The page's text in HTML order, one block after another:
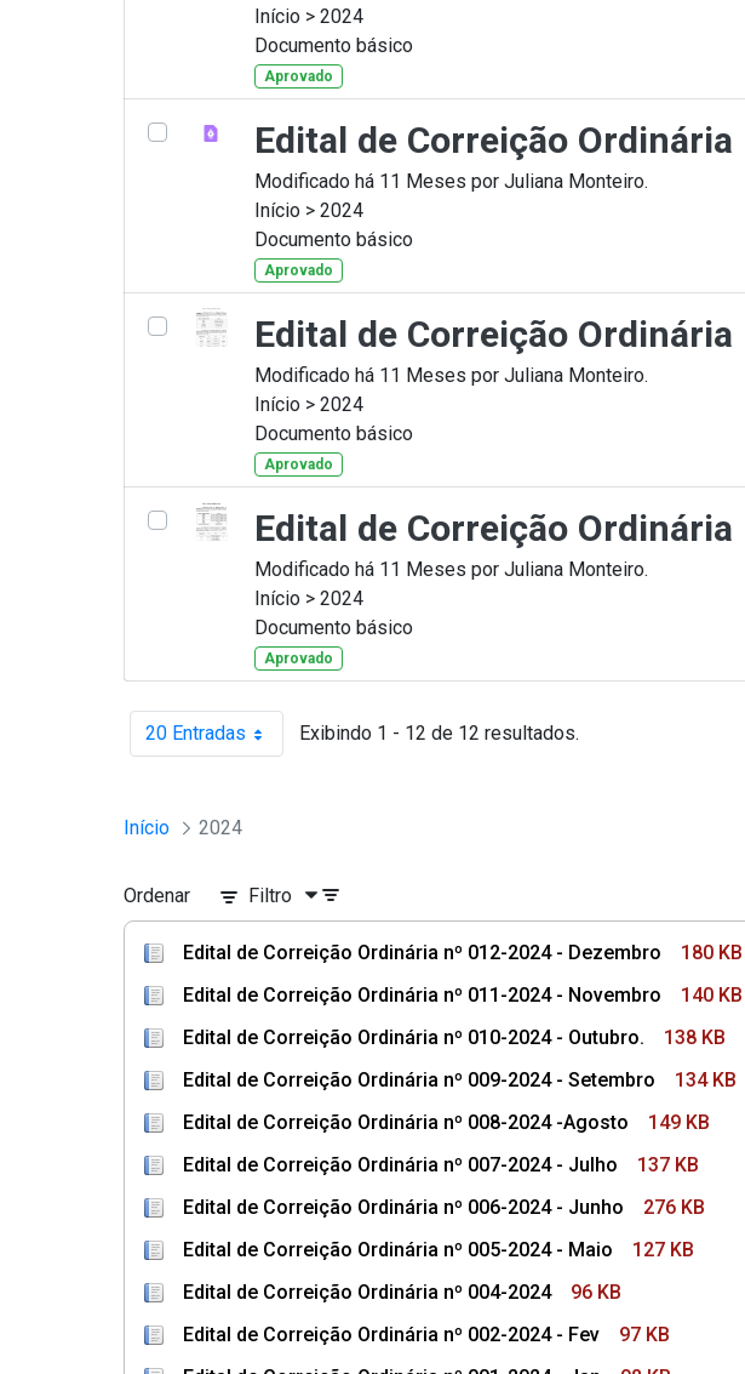
Início > 2024
Documento básico
Aprovado
Edital de Correição
Modificado há 11 Meses por Juliana Monteiro.
Início > 2024
Documento básico
Aprovado
Edital de Correição
Modificado há 11 Meses por Juliana Monteiro.
Início > 2024
Documento básico
Aprovado
Edital de Correição
Modificado há 11 Meses por Juliana Monteiro.
Início > 2024
Documento básico
Aprovado
20 EntradasPor página Exibindo 1 - 12 de 12 resultados.
Início 2024
Ordenar Filtro
Edital de Correição Ordinária nº 012-2024 - Dezembro
180 KB
Edital de Correição Ordinária nº 011-2024 - Novembro
140 KB
Edital de Correição Ordinária nº 010-2024 - Outubro.
138 KB
Edital de Correição Ordinária nº 009-2024 - Setembro
134 KB
Edital de Correição Ordinária nº 008-2024 -Agosto
149 KB
Edital de Correição Ordinária nº 007-2024 - Julho
137 KB
Edital de Correição Ordinária nº 006-2024 - Junho
276 KB
Edital de Correição Ordinária nº 005-2024 - Maio
127 KB
Edital de Correição Ordinária nº 004-2024
96 KB
Edital de Correição Ordinária nº 002-2024 - Fev
97 KB